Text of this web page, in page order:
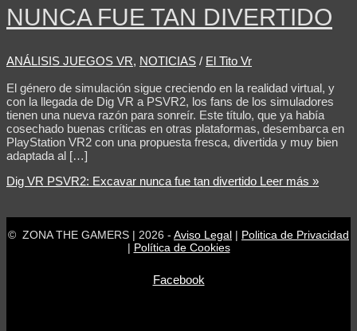
NUNCA FUE TAN DIVERTIDO
ANÁLISIS JUEGOS VR, NOTICIAS / El Tito Vr
El género de simulación sigue creciendo en la realidad virtual, y
con la llegada de Dig VR a PSVR2, los fans de los simuladores
tienen una nueva razón para sonreír. Este título, que ya había
cosechado buenas críticas en otras plataformas, desembarca en
PlayStation VR2 con una propuesta fresca, divertida y muy bien
adaptada al […]
Dig VR PSVR2: Excavar nunca fue tan divertido Leer más »
© ZONA THE GAMERS | 2026 - Aviso Legal | Politica de Privacidad
| Política de Cookies
Facebook